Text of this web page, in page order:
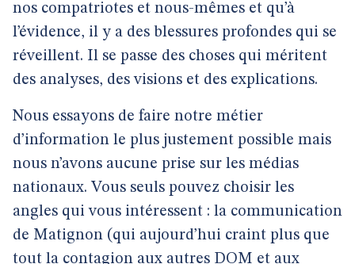
nos compatriotes et nous-mêmes et qu’à
l’évidence, il y a des blessures profondes qui se
réveillent. Il se passe des choses qui méritent
des analyses, des visions et des explications.
Nous essayons de faire notre métier
d’information le plus justement possible mais
nous n’avons aucune prise sur les médias
nationaux. Vous seuls pouvez choisir les
angles qui vous intéressent : la communication
de Matignon (qui aujourd’hui craint plus que
tout la contagion aux autres DOM et aux